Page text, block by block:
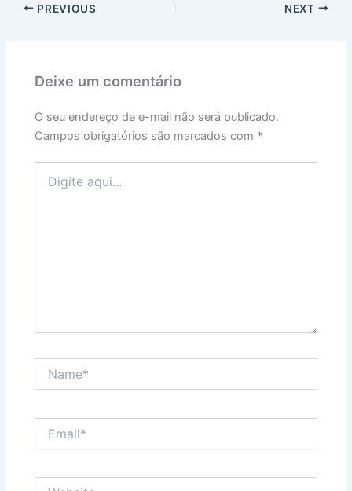
PREVIOUS NEXT
Deixe um comentário
O seu endereço de e-mail não será publicado.
Campos obrigatórios são marcados com *
aqui...